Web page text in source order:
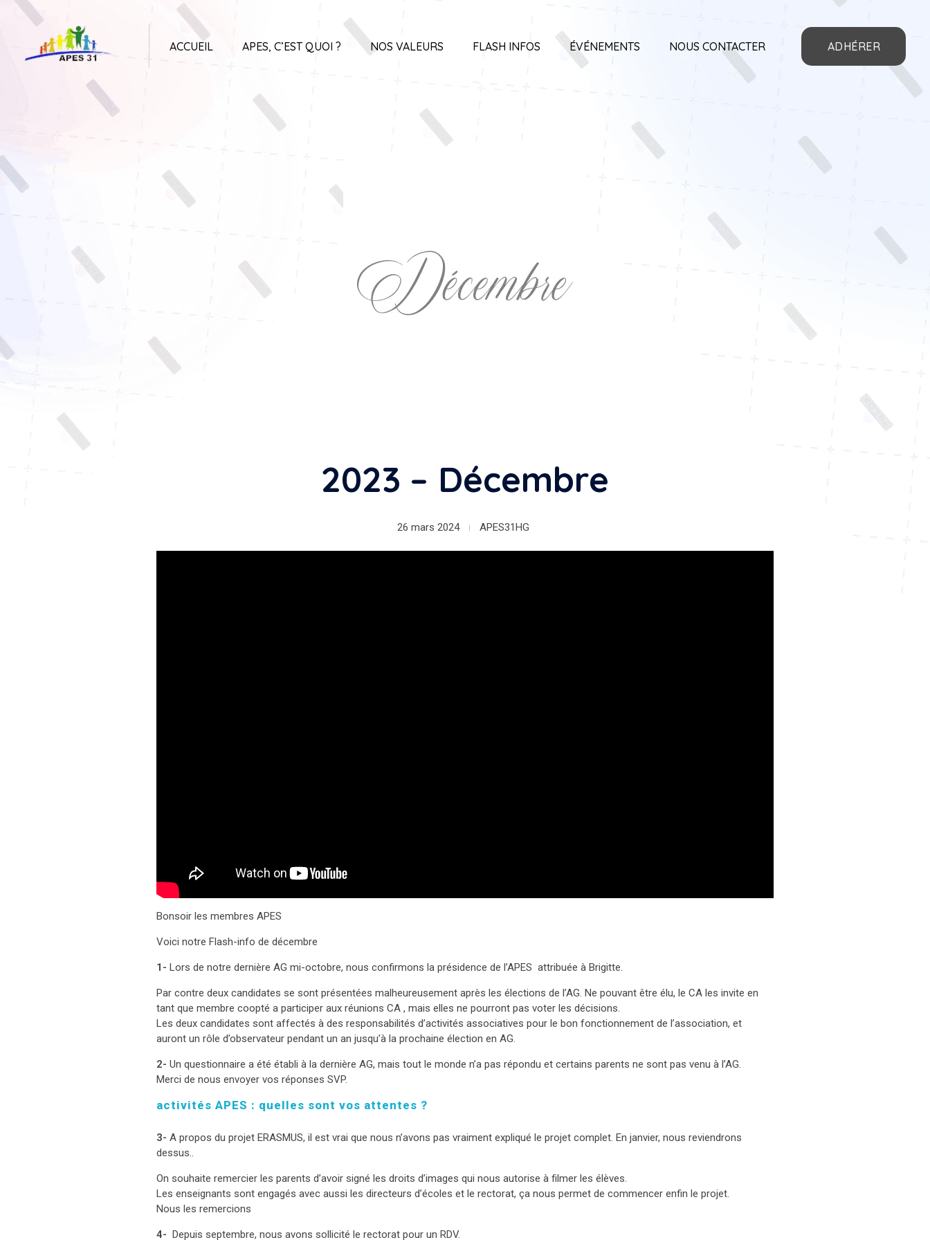
ACCUEIL APES, C’EST QUOI ? NOS VALEURS FLASH INFOS ÉVÉNEMENTS NOUS CONTACTER ADHÉRER
2023 – Décembre
26 mars 2024 APES31HG
Bonsoir les membres APES
Voici notre Flash-info de décembre
1- Lors de notre dernière AG mi-octobre, nous confirmons la présidence de l’APES attribuée à Brigitte.
Par contre deux candidates se sont présentées malheureusement après les élections de l’AG. Ne pouvant être élu, le CA les invite en
tant que membre coopté a participer aux réunions CA , mais elles ne pourront pas voter les décisions.
Les deux candidates sont affectés à des responsabilités d’activités associatives pour le bon fonctionnement de l’association, et
auront un rôle d’observateur pendant un an jusqu’à la prochaine élection en AG.
2- Un questionnaire a été établi à la dernière AG, mais tout le monde n’a pas répondu et certains parents ne sont pas venu à l’AG.
Merci de nous envoyer vos réponses SVP.
activités APES : quelles sont vos attentes ?
3- A propos du projet ERASMUS, il est vrai que nous n’avons pas vraiment expliqué le projet complet. En janvier, nous reviendrons
dessus..
On souhaite remercier les parents d’avoir signé les droits d’images qui nous autorise à filmer les élèves.
Les enseignants sont engagés avec aussi les directeurs d’écoles et le rectorat, ça nous permet de commencer enfin le projet.
Nous les remercions
4- Depuis septembre, nous avons sollicité le rectorat pour un RDV.